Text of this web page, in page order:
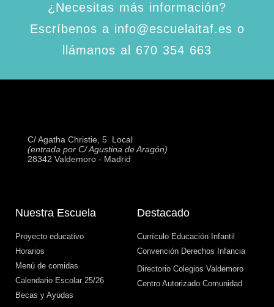
¿Necesitas más información?
Escríbenos a info@escuelaitaf.es o
llámanos al 670 354 663
C/ Agatha Christie, 5  Local
(entrada por C/ Agustina de Aragón)
28342 Valdemoro - Madrid
Nuestra Escuela
Proyecto educativo
Horarios
Menú de comidas
Calendario Escolar 25/26
Becas y Ayudas
Destacado
Currículo Educación Infantil
Convención Derechos Infancia
Directorio Colegios Valdemoro
Centro Autorizado Comunidad